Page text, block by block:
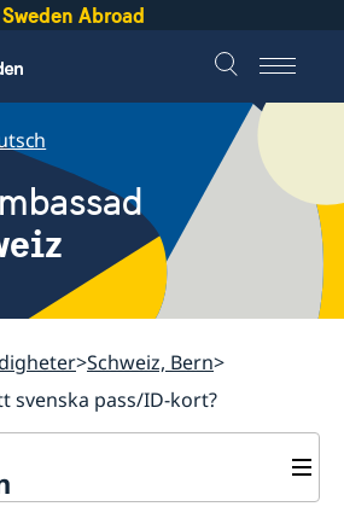
Sweden Abroad
Schweiz, Bern
svenska pass/ID-kort?